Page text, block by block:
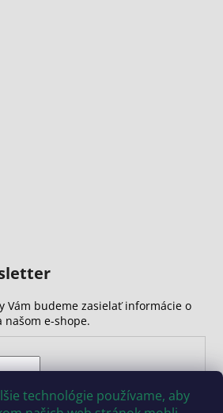
technológie používame, aby
Vám budeme zasielať informácie o
našom e-shope.